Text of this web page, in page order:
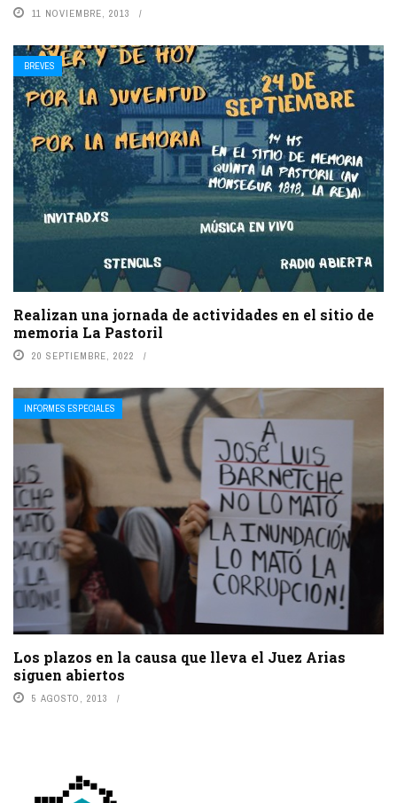
11 NOVIEMBRE, 2013
BREVES
Realizan una jornada de actividades en el sitio de
memoria La Pastoril
20 SEPTIEMBRE, 2022
INFORMES ESPECIALES
Los plazos en la causa que lleva el Juez Arias
siguen abiertos
5 AGOSTO, 2013